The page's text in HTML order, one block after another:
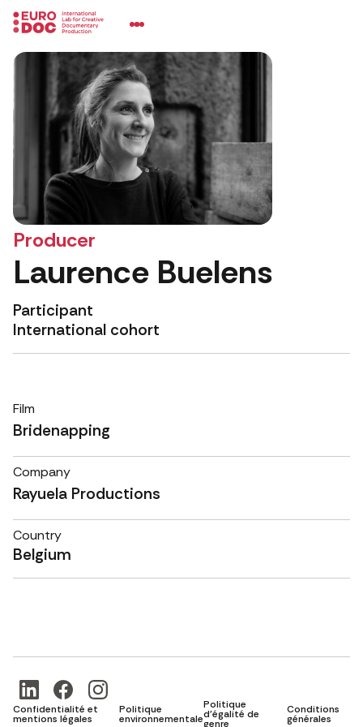
Producer
Laurence Buelens
Participant
International cohort
Film
Bridenapping
Company
Rayuela Productions
Country
Belgium
Confidentialité et
mentions légales
Politique
environnementale
Politique
d'égalité de
genre
Conditions
générales